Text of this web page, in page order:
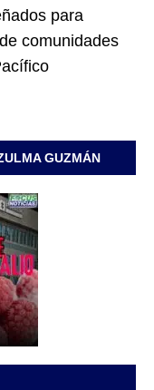
para
comunidades
GUZMÁN